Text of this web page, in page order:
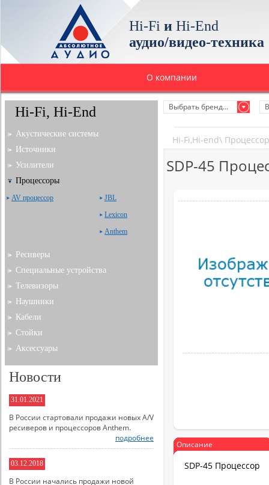
Hi-Fi и Hi-End
аудио/видео-техника
О компании
Выбрать бренд...
Hi-Fi,Hi-end\
SDP-45
Описание
SDP-45 Процессор
Hi-Fi, Hi-End
Акустические системы
Источники
Усилители
Процессоры
AV процессор
JBL
Lexicon
Anthem
Ресиверы
Специальные устройства
Телевизоры
Наушники
Кабели
Стойки
Аксессуары
Новости
31.01.2021
В России стартовали продажи новых A/V
ресиверов и процессоров Anthem.
подробнее
03.12.2018
В России начались продажи новой